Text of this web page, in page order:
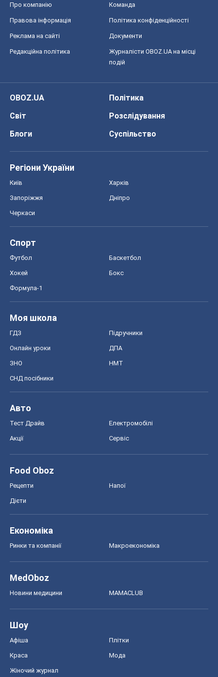
Про компанію Команда
Правова інформація Політика конфіденційності
Реклама на сайті Документи
Редакційна політика
Журналісти OBOZ.UA на місці
подій
OBOZ.UA
Політика
Світ
Розслідування
Блоги
Суспільство
Регіони України
Київ Харків
Запоріжжя Дніпро
Черкаси
Спорт
Футбол Баскетбол
Хокей Бокс
Формула-1
Моя школа
ГДЗ Підручники
Онлайн уроки ДПА
ЗНО НМТ
СНД посібники
Авто
Тест Драйв Електромобілі
Акції Сервіс
Food Oboz
Рецепти Напої
Дієти
Економіка
Ринки та компанії Макроекономіка
MedOboz
Новини медицини MAMACLUB
Шоу
Афіша Плітки
Краса Мода
Жіночий журнал